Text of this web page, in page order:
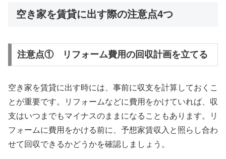
空き家を賃貸に出す際の注意点4つ
注意点① リフォーム費用の回収計画を立てる
空き家を賃貸に出す時には、事前に収支を計算しておくこ
とが重要です。リフォームなどに費用をかけていれば、収
支はいつまでもマイナスのままになることもあります。リ
フォームに費用をかける前に、予想家賃収入と照らし合わ
せて回収できるかどうかを確認しましょう。